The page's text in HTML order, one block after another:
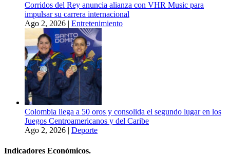
Corridos del Rey anuncia alianza con VHR Music para
impulsar su carrera internacional
Ago 2, 2026 | Entretenimiento
Colombia llega a 50 oros y consolida el segundo lugar en los
Juegos Centroamericanos y del Caribe
Ago 2, 2026 | Deporte
Indicadores Económicos.